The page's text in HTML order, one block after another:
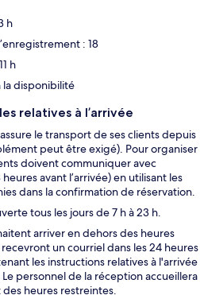
h
: 18
h
la disponibilité
relatives à l’arrivée
le transport de ses clients depuis
peut être exigé). Pour organiser
doivent communiquer avec
avant l’arrivée) en utilisant les
dans la confirmation de réservation.
tous les jours de 7 h à 23 h.
arriver en dehors des heures
un courriel dans les 24 heures
les instructions relatives à l'arrivée
personnel de la réception accueillera
heures restreintes.